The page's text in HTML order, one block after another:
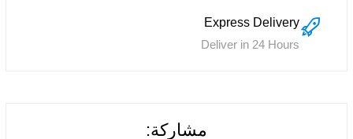
Express Delivery
Deliver in 24 Hours
مشاركة: